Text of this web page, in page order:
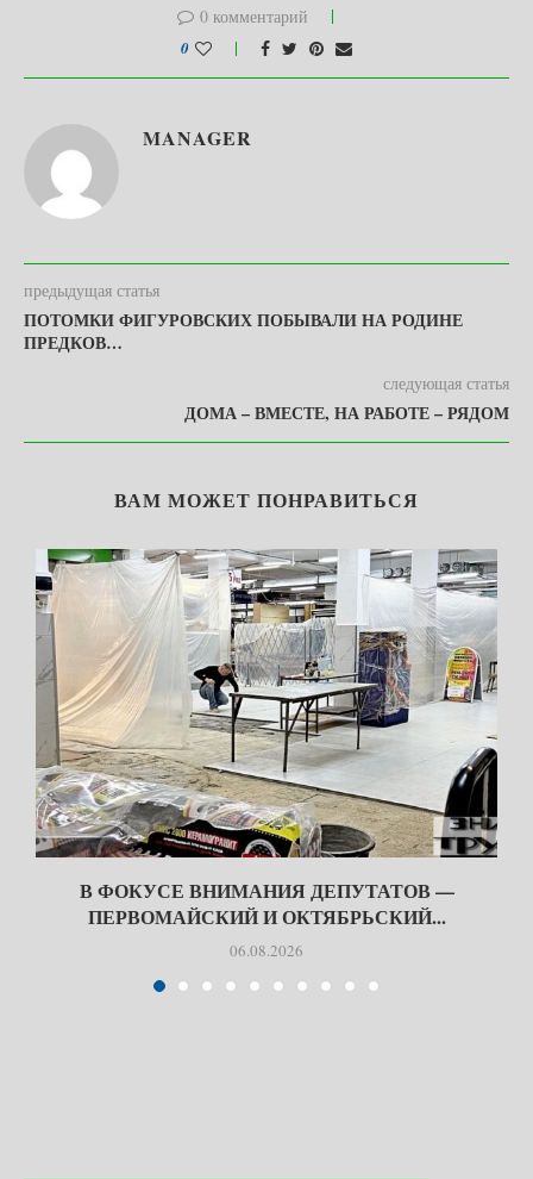
0 комментарий
0
MANAGER
предыдущая статья
ПОТОМКИ ФИГУРОВСКИХ ПОБЫВАЛИ НА РОДИНЕ
ПРЕДКОВ…
следующая статья
ДОМА – ВМЕСТЕ, НА РАБОТЕ – РЯДОМ
ВАМ МОЖЕТ ПОНРАВИТЬСЯ
В ФОКУСЕ ВНИМАНИЯ ДЕПУТАТОВ —
ПЕРВОМАЙСКИЙ И ОКТЯБРЬСКИЙ...
06.08.2026